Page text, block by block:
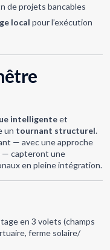
de projets bancables
local pour l’exécution
intelligenteet
un tournant structurel.
— avec une approche
— capteront une
en pleine intégration.
en 3 volets (champs
ferme solaire/